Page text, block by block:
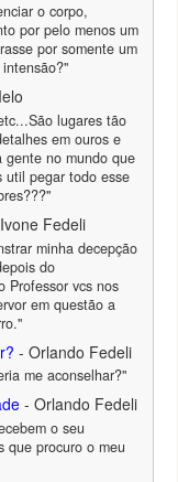
o corpo,
por pelo menos um
por somente um
lugares tão
em ouros e
gente no mundo que
util pegar todo esse
Fedeli
minha decepção
do
Professor vcs nos
em questão a
- Orlando Fedeli
me aconselhar?"
- Orlando Fedeli
o seu
que procuro o meu